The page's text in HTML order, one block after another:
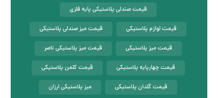
قیمت صندلی پلاستیکی پایه فلزی
قیمت لوازم پلاستیکی قیمت میز صندلی پلاستیکی
قیمت میز پلاستیکی قیمت میز پلاستیکی ناصر
قیمت چهارپایه پلاستیکی قیمت کلمن پلاستیکی
قیمت گلدان پلاستیکی میز پلاستیکی ارزان